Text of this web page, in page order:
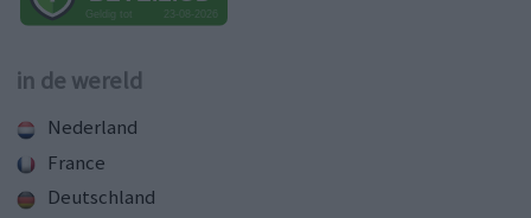
in de wereld
Nederland
France
Deutschland